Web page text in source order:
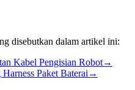
disebutkan dalam artikel ini:
Kabel Pengisian Robot→
Paket Baterai →